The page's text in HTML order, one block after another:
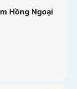
Hồng Ngoại